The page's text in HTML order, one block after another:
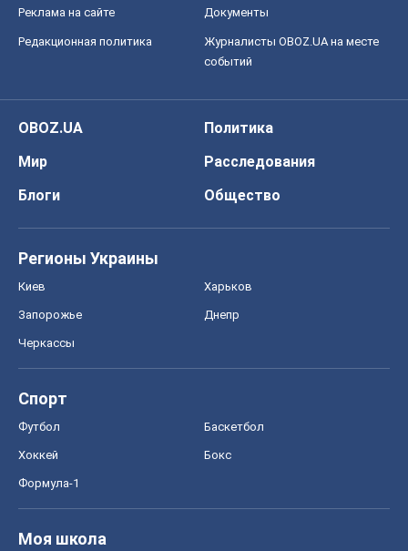
Реклама на сайте Документы
Редакционная политика
Журналисты OBOZ.UA на месте
событий
OBOZ.UA
Политика
Мир
Расследования
Блоги
Общество
Регионы Украины
Киев Харьков
Запорожье Днепр
Черкассы
Спорт
Футбол Баскетбол
Хоккей Бокс
Формула-1
Моя школа